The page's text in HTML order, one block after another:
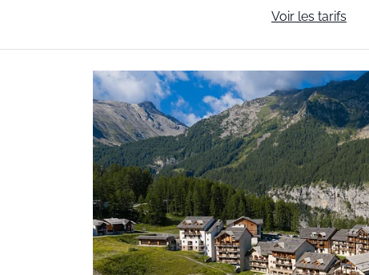
Voir les tarifs